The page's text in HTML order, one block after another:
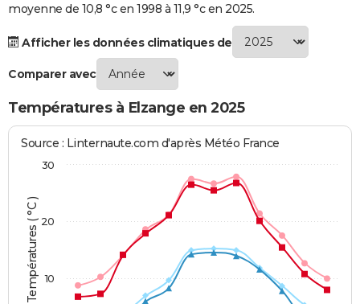
S'inscrire
Se connecter
Lycées
Collèges
Primaires
Universités
Entreprises
Service militaire
Avis de recherche
AVIS DE DÉCÈS
FORUM
Bricolage
Lifestyle
Culture
Sport
Auto
Television
Voyage
Cinema
moyenne de 10,8 °c en 1998 à 11,9 °c en 2025.
Afficher les données climatiques de
Comparer avec
Températures à Elzange en 2025
Températures ( °C )
Source : Linternaute.com d'après Météo France
10
20
30